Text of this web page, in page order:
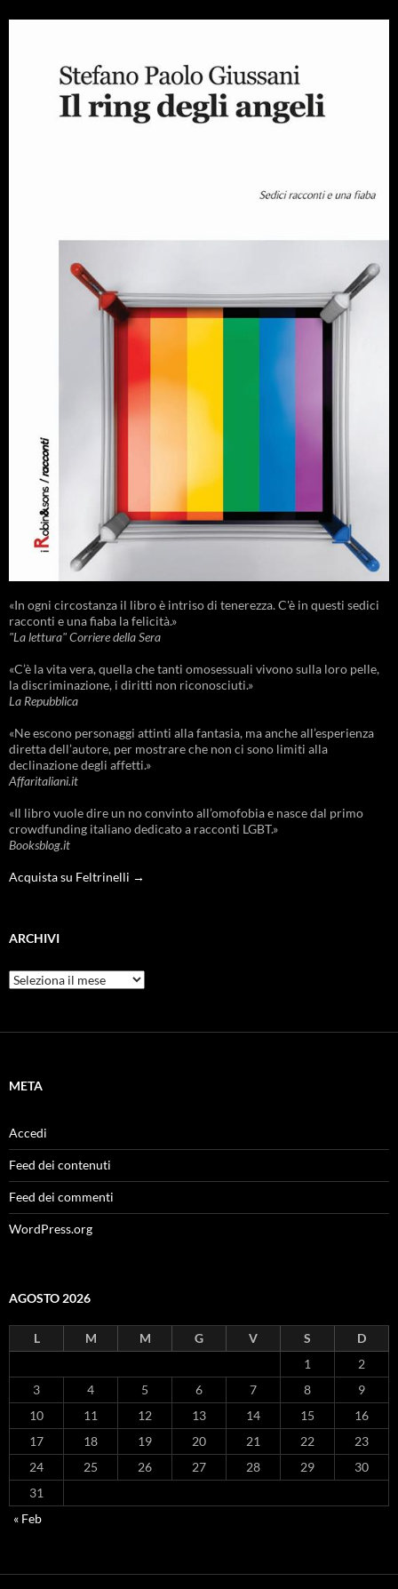
«In ogni circostanza il libro è intriso di tenerezza. C'è in questi sedici
racconti e una fiaba la felicità.»
"La lettura" Corriere della Sera
«C’è la vita vera, quella che tanti omosessuali vivono sulla loro pelle,
la discriminazione, i diritti non riconosciuti.»
La Repubblica
«Ne escono personaggi attinti alla fantasia, ma anche all’esperienza
diretta dell’autore, per mostrare che non ci sono limiti alla
declinazione degli affetti.»
Affaritaliani.it
«Il libro vuole dire un no convinto all’omofobia e nasce dal primo
crowdfunding italiano dedicato a racconti LGBT.»
Booksblog.it
Acquista su Feltrinelli →
ARCHIVI
Archivi
META
Accedi
Feed dei contenuti
Feed dei commenti
WordPress.org
AGOSTO 2026
L M M G V S
D
1
2
3
4 5 6 7 8
9
10
11 12 13 14 15
16
17
18 19 20 21 22
23
24
25 26 27 28 29
30
31
« Feb